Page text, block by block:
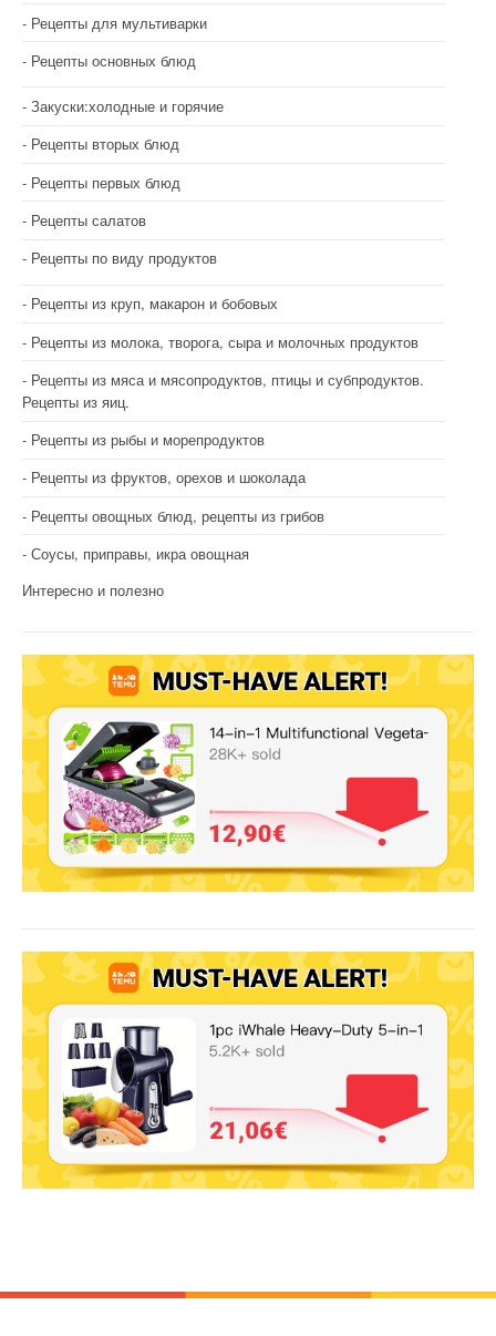
Рецепты для мультиварки
Рецепты основных блюд
Закуски:холодные и горячие
Рецепты вторых блюд
Рецепты первых блюд
Рецепты салатов
Рецепты по виду продуктов
Рецепты из круп, макарон и бобовых
Рецепты из молока, творога, сыра и молочных продуктов
Рецепты из мяса и мясопродуктов, птицы и субпродуктов.
Рецепты из яиц.
Рецепты из рыбы и морепродуктов
Рецепты из фруктов, орехов и шоколада
Рецепты овощных блюд, рецепты из грибов
Соусы, приправы, икра овощная
Интересно и полезно